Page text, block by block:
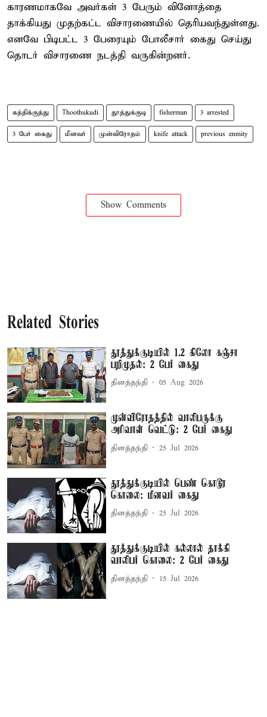
காரணமாகவே அவர்கள் 3 பேரும் வினோத்தை
தாக்கியது முதற்கட்ட விசாரணையில் தெரியவந்துள்ளது.
எனவே பிடிபட்ட 3 பேரையும் போலீசார் கைது செய்து
தொடர் விசாரணை நடத்தி வருகின்றனர்.
கத்திக்குத்து Thoothukudi தூத்துக்குடி fisherman 3 arrested
3 பேர் கைது மீனவர் முன்விரோதம் knife attack previous enmity
Show Comments
Related Stories
தூத்துக்குடியில் 1.2 கிலோ கஞ்சா
பறிமுதல்: 2 பேர் கைது
தினத்தந்தி 05 Aug 2026
முன்விரோதத்தில் வாலிபருக்கு
அரிவாள் வெட்டு: 2 பேர் கைது
தினத்தந்தி 25 Jul 2026
தூத்துக்குடியில் பெண் கொடூர
கொலை: மீனவர் கைது
தினத்தந்தி 25 Jul 2026
தூத்துக்குடியில் கல்லால் தாக்கி
வாலிபர் கொலை: 2 பேர் கைது
தினத்தந்தி 15 Jul 2026